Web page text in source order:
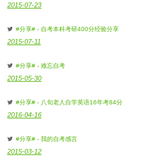
2015-07-23
#分享# - 自考本科考研400分经验分享
2015-07-11
#分享# - 难忘自考
2015-05-30
#分享# - 八旬老人自学英语16年考84分
2016-04-16
#分享# - 我的自考感言
2015-03-12